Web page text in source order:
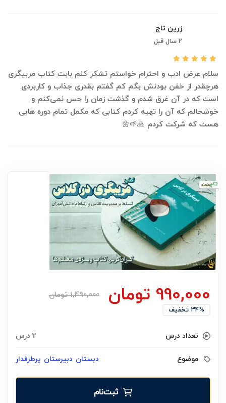
زرین تاج
2 سال قبل
سلام عرض ادب و احترام خواستم تشکر کنم بابت کتاب مربیگری
هرچقدر از خفن بودنش بگم کم گفتم بقدری جذاب و کاربردی
است که در آن غرق شدم و گذشت زمان را حس نمی‌کنم و
خوشحالم که آن را تهیه کردم کتابی که مکمل تمام دوره هایی
هست که شرکت کردم 🙏🌱🌼
990,000 تومان 1,490,000 تومان
34% تخفیف
تعداد درس 2 درس
موضوع دبستان دبیرستان پرطرفدار
ثبت‌نام